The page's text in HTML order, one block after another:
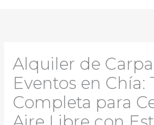
Alquiler de
Eventos en Chía:
Completa para